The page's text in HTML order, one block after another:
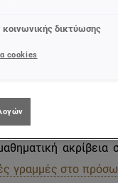
υγιή μόρια,
«οξείδωση»
του τσιγάρου, το
αλκό
λ, αλλά και
των οποίων
, αποδυναμωμένο
γραμμές στο
δικτύωσης
cookies